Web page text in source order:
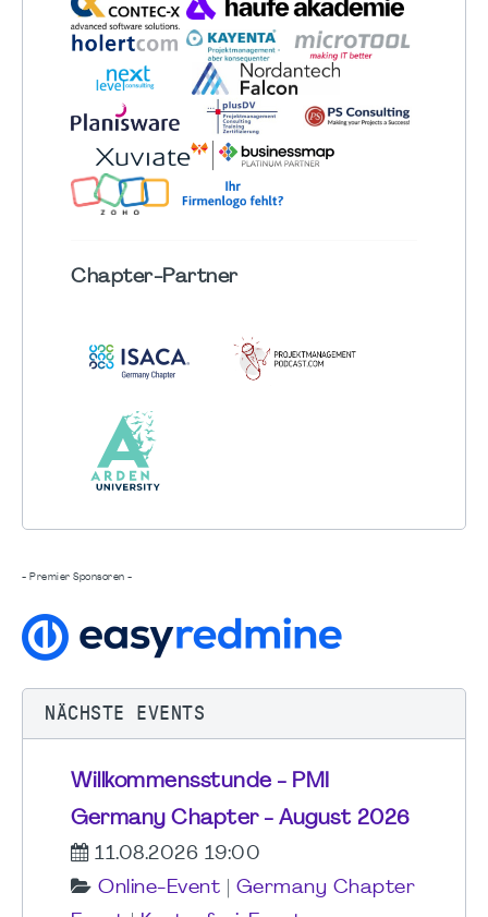
Chapter-Partner
- Premier Sponsoren -
NÄCHSTE EVENTS
Willkommensstunde - PMI
Germany Chapter - August 2026
11.08.2026 19:00
Online-Event
Germany Chapter